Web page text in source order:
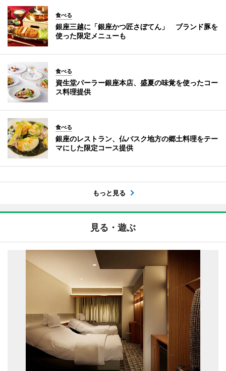
食べる
銀座三越に「銀座かつ匠さぼてん」 ブランド豚を
使った限定メニューも
食べる
資生堂パーラー銀座本店、盛夏の味覚を使ったコー
ス料理提供
食べる
銀座のレストラン、仏バスク地方の郷土料理をテー
マにした限定コース提供
もっと見る
見る・遊ぶ